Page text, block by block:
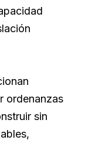
ordenanzas
sin